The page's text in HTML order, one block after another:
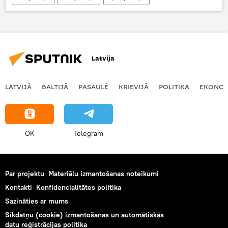
iedzīvotāji
koronavīruss pandēmija
Latvija
LATVIJĀ BALTIJĀ PASAULĒ KRIEVIJĀ POLITIKA
OK Telegram
Par projektu Materiālu izmantošanas noteikumi
Kontakti Konfidencialitātes politika
Sazināties ar mums
Sīkdatņu (cookie) izmantošanas un automātiskās
datu reģistrācijas politika